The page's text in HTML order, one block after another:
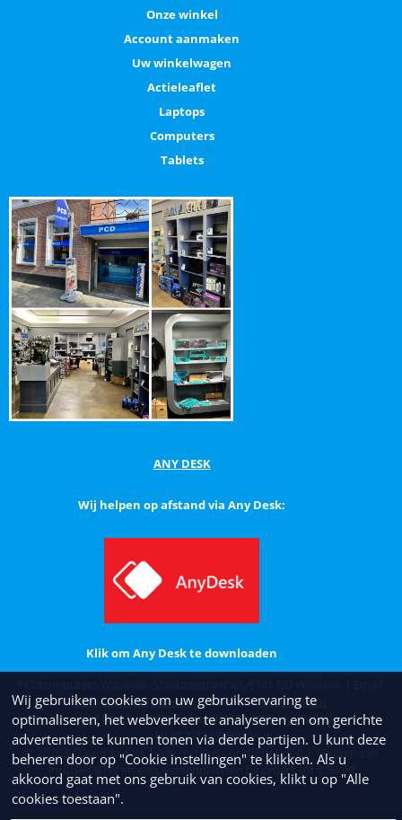
Onze winkel
Account aanmaken
Uw winkelwagen
Actieleaflet
Laptops
Computers
Tablets
ANY DESK
Wij helpen op afstand via Any Desk:
Klik om Any Desk te downloaden
info@pcdcomputers.nl | Telefoon:0416-660001
Inschrijving Kamer van Koophandel 17164134 | BTW nummer
NL812912275B01
©
PCDcomputers | Alle rechten voorbehouden | *Prijzen zijn
inclusief BTW en excl. verzendkosten bij orders tot € 50,00
Wat andere mensen zochten:Computer kopen Waalwijk| Laptop
kopen Waalwijk| Computerwinkel Waalwijk
Wij gebruiken cookies om uw gebruikservaring te
optimaliseren, het webverkeer te analyseren en om gerichte
advertenties te kunnen tonen via derde partijen. U kunt deze
beheren door op "Cookie instellingen" te klikken. Als u
akkoord gaat met ons gebruik van cookies, klikt u op "Alle
cookies toestaan".